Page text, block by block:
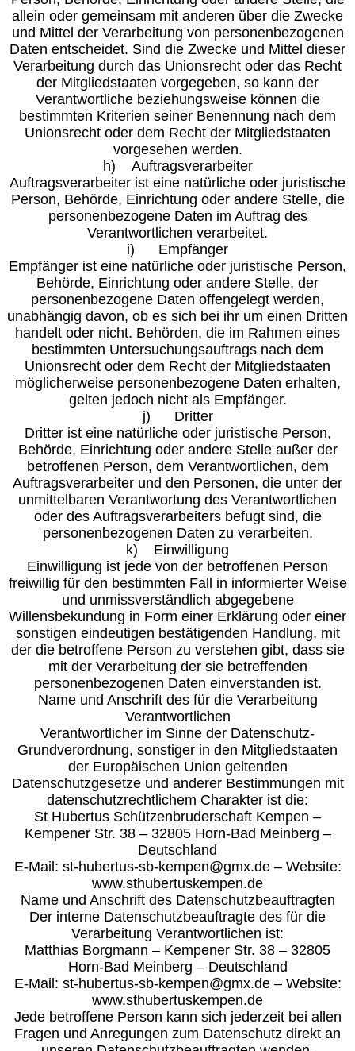
allein oder gemeinsam mit anderen über die Zwecke
und Mittel der Verarbeitung von personenbezogenen
Daten entscheidet. Sind die Zwecke und Mittel dieser
Verarbeitung durch das Unionsrecht oder das Recht
der Mitgliedstaaten vorgegeben, so kann der
Verantwortliche beziehungsweise können die
bestimmten Kriterien seiner Benennung nach dem
Unionsrecht oder dem Recht der Mitgliedstaaten
vorgesehen werden.
h) Auftragsverarbeiter
Auftragsverarbeiter ist eine natürliche oder juristische
Person, Behörde, Einrichtung oder andere Stelle, die
personenbezogene Daten im Auftrag des
Verantwortlichen verarbeitet.
i) Empfänger
Empfänger ist eine natürliche oder juristische Person,
Behörde, Einrichtung oder andere Stelle, der
personenbezogene Daten offengelegt werden,
unabhängig davon, ob es sich bei ihr um einen Dritten
handelt oder nicht. Behörden, die im Rahmen eines
bestimmten Untersuchungsauftrags nach dem
Unionsrecht oder dem Recht der Mitgliedstaaten
möglicherweise personenbezogene Daten erhalten,
gelten jedoch nicht als Empfänger.
j) Dritter
Dritter ist eine natürliche oder juristische Person,
Behörde, Einrichtung oder andere Stelle außer der
betroffenen Person, dem Verantwortlichen, dem
Auftragsverarbeiter und den Personen, die unter der
unmittelbaren Verantwortung des Verantwortlichen
oder des Auftragsverarbeiters befugt sind, die
personenbezogenen Daten zu verarbeiten.
k) Einwilligung
Einwilligung ist jede von der betroffenen Person
freiwillig für den bestimmten Fall in informierter Weise
und unmissverständlich abgegebene
Willensbekundung in Form einer Erklärung oder einer
sonstigen eindeutigen bestätigenden Handlung, mit
der die betroffene Person zu verstehen gibt, dass sie
mit der Verarbeitung der sie betreffenden
personenbezogenen Daten einverstanden ist.
Name und Anschrift des für die Verarbeitung
Verantwortlichen
Verantwortlicher im Sinne der Datenschutz-
Grundverordnung, sonstiger in den Mitgliedstaaten
der Europäischen Union geltenden
Datenschutzgesetze und anderer Bestimmungen mit
datenschutzrechtlichem Charakter ist die:
St Hubertus Schützenbruderschaft Kempen –
Kempener Str. 38 – 32805 Horn-Bad Meinberg –
Deutschland
E-Mail: st-hubertus-sb-kempen@gmx.de – Website:
www.sthubertuskempen.de
Name und Anschrift des Datenschutzbeauftragten
Der interne Datenschutzbeauftragte des für die
Verarbeitung Verantwortlichen ist:
Matthias Borgmann – Kempener Str. 38 – 32805
Horn-Bad Meinberg – Deutschland
E-Mail: st-hubertus-sb-kempen@gmx.de – Website:
www.sthubertuskempen.de
Jede betroffene Person kann sich jederzeit bei allen
Fragen und Anregungen zum Datenschutz direkt an